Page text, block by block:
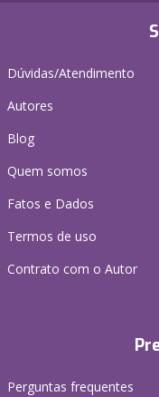
Dúvidas/Atendimento
Autores
Blog
Quem somos
Fatos e Dados
Termos de uso
Contrato com o Autor
Perguntas frequentes